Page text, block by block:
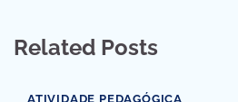
Related Posts
ATIVIDADE PEDAGÓGICA